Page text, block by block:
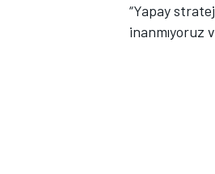
“Yapay
inanmıyoruz